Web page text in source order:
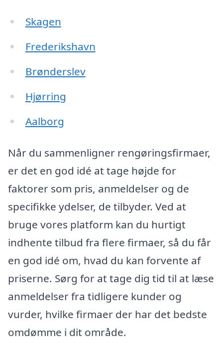
Skagen
Frederikshavn
Brønderslev
Hjørring
Aalborg
Når du sammenligner rengøringsfirmaer,
er det en god idé at tage højde for
faktorer som pris, anmeldelser og de
specifikke ydelser, de tilbyder. Ved at
bruge vores platform kan du hurtigt
indhente tilbud fra flere firmaer, så du får
en god idé om, hvad du kan forvente af
priserne. Sørg for at tage dig tid til at læse
anmeldelser fra tidligere kunder og
vurder, hvilke firmaer der har det bedste
omdømme i dit område.